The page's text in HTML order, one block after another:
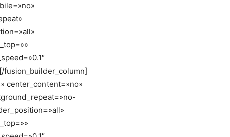
fusion_builder_column]
center_content=»no»